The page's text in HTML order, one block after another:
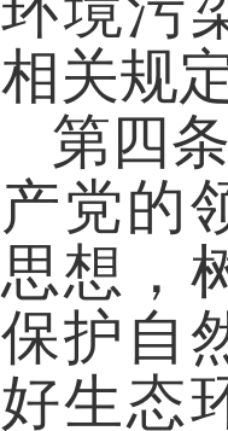
相关规
第四
产党的
思想，
保护自
好生态